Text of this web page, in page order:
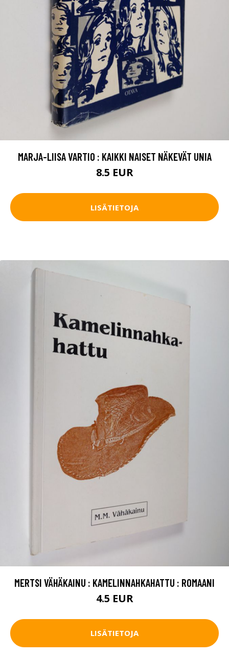
MARJA-LIISA VARTIO : KAIKKI NAISET NÄKEVÄT UNIA
8.5 EUR
LISÄTIETOJA
MERTSI VÄHÄKAINU : KAMELINNAHKAHATTU : ROMAANI
4.5 EUR
LISÄTIETOJA